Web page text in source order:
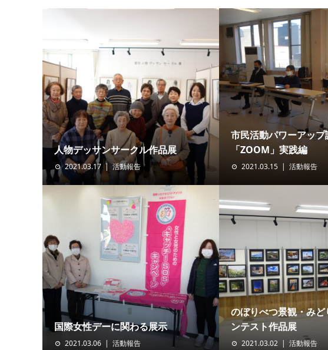
人物デッサンサークル作品展
2021.03.17 活動報告
市民活動パワーアップ
「ZOOM」実践編
2021.03.15 活動報告
国際女性デーに関わる展示
2021.03.06 活動報告
のぼりべつ景観・みど
ンテスト作品展
2021.03.02 活動報告